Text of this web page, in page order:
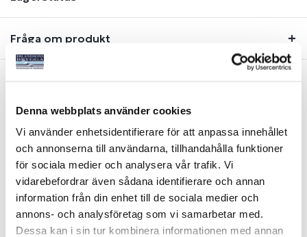
Denna webbplats använder cookies
Vi använder enhetsidentifierare för att anpassa innehållet
och annonserna till användarna, tillhandahålla funktioner
för sociala medier och analysera vår trafik. Vi
vidarebefordrar även sådana identifierare och annan
information från din enhet till de sociala medier och
annons- och analysföretag som vi samarbetar med.
Dessa kan i sin tur kombinera informationen med annan
Fråga om produkt
Liknande produkter